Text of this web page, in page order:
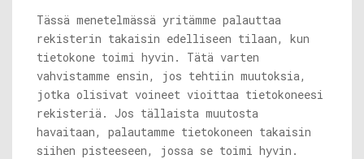
Tässä menetelmässä yritämme palauttaa
rekisterin takaisin edelliseen tilaan, kun
tietokone toimi hyvin. Tätä varten
vahvistamme ensin, jos tehtiin muutoksia,
jotka olisivat voineet vioittaa tietokoneesi
rekisteriä. Jos tällaista muutosta
havaitaan, palautamme tietokoneen takaisin
siihen pisteeseen, jossa se toimi hyvin.